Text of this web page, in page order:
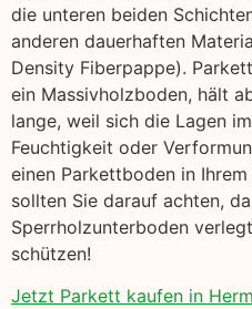
die unteren beiden
anderen dauerhaften
Density Fiberpappe).
ein Massivholzboden, hält
lange, weil sich die Lagen
Feuchtigkeit oder
einen Parkettboden in
sollten Sie darauf achten,
Sperrholzunterboden
schützen!
Jetzt Parkett kaufen in